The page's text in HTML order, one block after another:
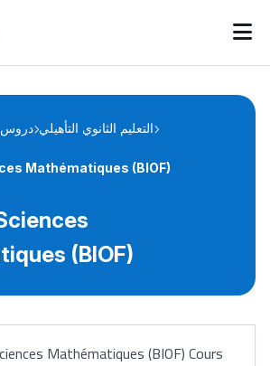
Annonces bourses
دروس التعليم الثانوي التأهيلي
Mathématiques (BIOF)
(BIOF)
Mathématiques (BIOF) Cours